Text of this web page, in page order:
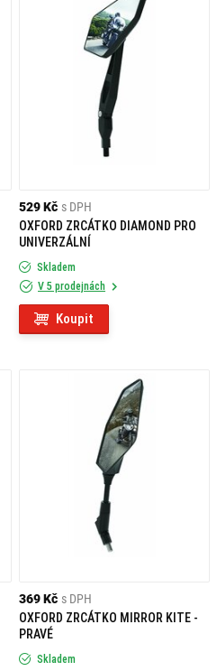
529 Kč s DPH
OXFORD ZRCÁTKO DIAMOND PRO
UNIVERZÁLNÍ
Skladem
V 5 prodejnách
Koupit
369 Kč s DPH
OXFORD ZRCÁTKO MIRROR KITE -
PRAVÉ
Skladem